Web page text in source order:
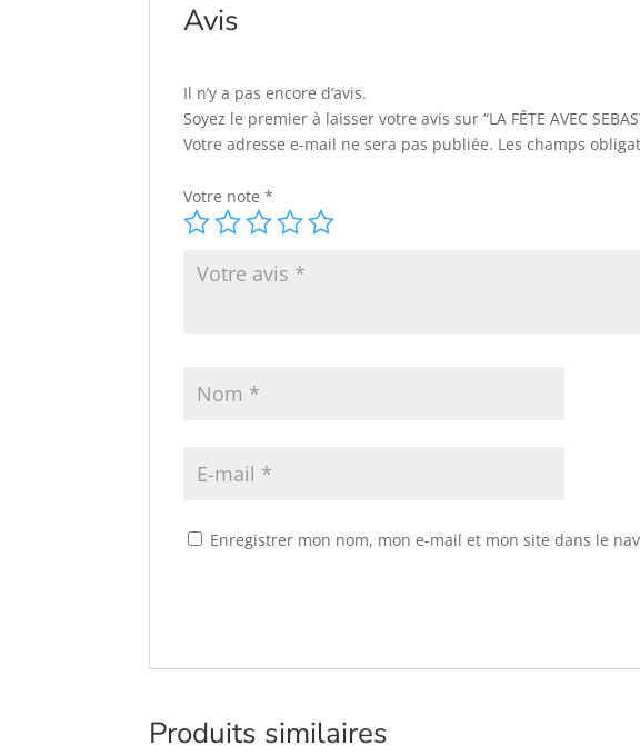
Avis
Il n’y a pas encore d’avis.
Soyez le premier à laisser votre avis sur “LA FÊTE AVEC
Votre adresse e-mail ne sera pas publiée. Les champs
Votre note*
Enregistrer mon nom, mon e-mail et mon site dans le
Produits similaires